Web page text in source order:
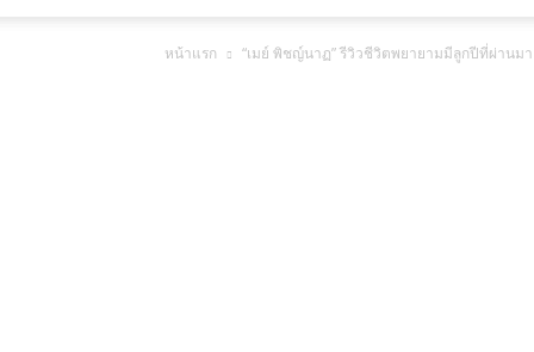
หน้าแรก “เมย์ พิชญ์นาฏ” รีวิวชีวิตพยายามมีลูกปีที่ผ่านม